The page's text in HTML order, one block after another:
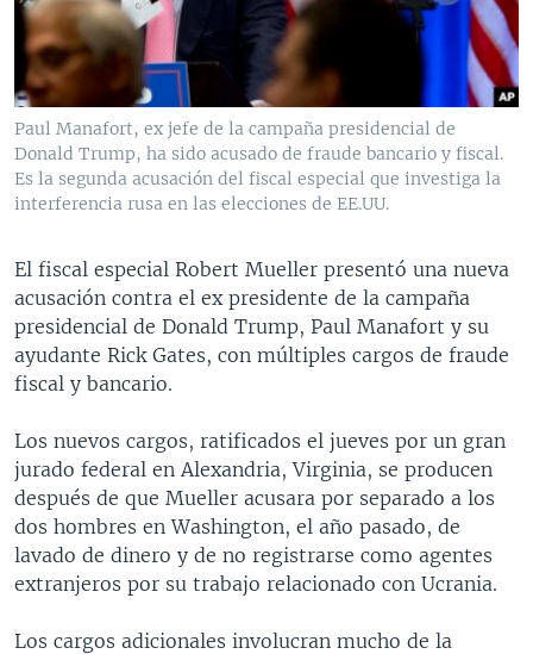
VENEZUELA
BRASIL
NICARAGUA
ECONOMÍA
ENTRETENIMIENTO Y CULTURA
TECNOLOGÍA
DEPORTES
CIENCIA Y SALUD
MULTIMEDIA
VIDEOS
FOTOGRAFÍA
AUDIOS
PROGRAMAS TV
EL MUNDO AL DÍA
FORO INTERAMERICANO
VISIÓN 360
PANORAMA
RADIO
AVANCE INFORMATIVO
AUDIONOTICIAS
ESTADOS UNIDOS AL DÍA
EL MUNDO AL DÍA [RADIO]
FORO [RADIO]
NOTA ECONÓMICA
ENTRETENIMIENTO
DIRECT
DOCUMENTALES DE LA VOA
SÍGANOS
Idiomas
Paul Manafort, ex jefe de la campaña presidencial de
Donald Trump, ha sido acusado de fraude bancario y fiscal.
Es la segunda acusación del fiscal especial que investiga la
interferencia rusa en las elecciones de EE.UU.
El fiscal especial Robert Mueller presentó una nueva
acusación contra el ex presidente de la campaña
presidencial de Donald Trump, Paul Manafort y su
ayudante Rick Gates, con múltiples cargos de fraude
fiscal y bancario.
Los nuevos cargos, ratificados el jueves por un gran
jurado federal en Alexandria, Virginia, se producen
después de que Mueller acusara por separado a los
dos hombres en Washington, el año pasado, de
lavado de dinero y de no registrarse como agentes
extranjeros por su trabajo relacionado con Ucrania.
Los cargos adicionales involucran mucho de la